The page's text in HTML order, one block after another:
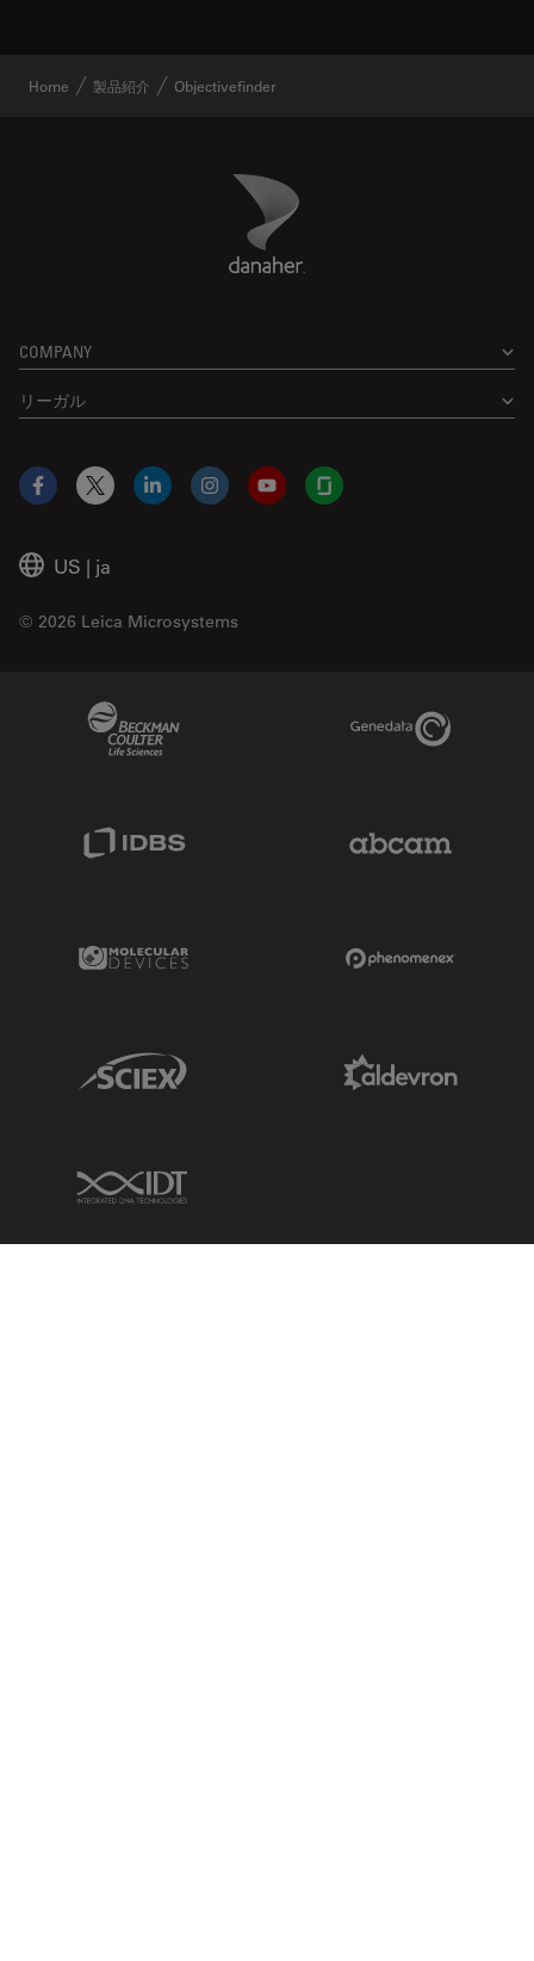
Home 製品紹介 Objectivefinder
Danaher Logo
COMPANY
リーガル
US | ja
© 2026 Leica Microsystems
Facebook
X LinkedInInstagramYouTubeGlassdoor
Genedata Link
Molecular Devices Link
Sciex Link
IDT Link